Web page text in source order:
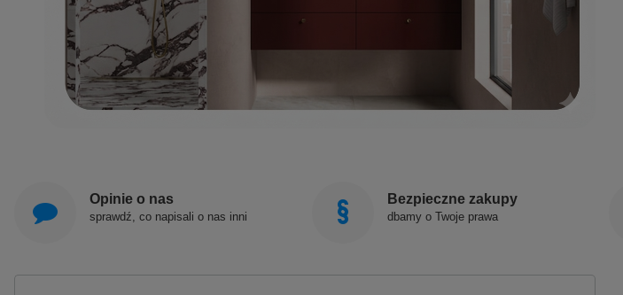
Opinie o nas
sprawdź, co napisali o nas inni
Bezpieczne zakupy
dbamy o Twoje prawa